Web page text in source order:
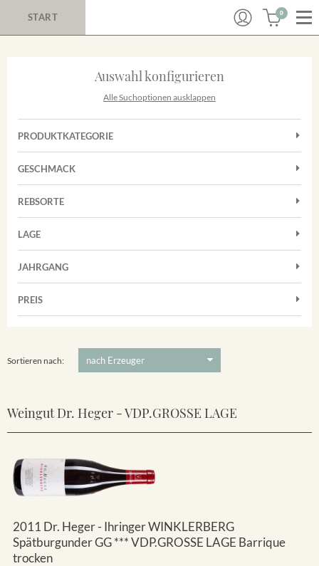
START 0
Auswahl konfigurieren
Alle Suchoptionen ausklappen
PRODUKTKATEGORIE
Cuvées
Rosé
Weißwein
GESCHMACK
Trocken
REBSORTE
Chardonnay
Grauburgunder
Riesling
LAGE
Achkarrer Schlossberg
Vorderer Winklerberg
Winklerberg Hinter Winklen
JAHRGANG
PREIS
Sortieren nach:
Weingut Dr. Heger - VDP.GROSSE LAGE
2011 Dr. Heger - Ihringer WINKLERBERG
Spätburgunder GG *** VDP.GROSSE LAGE Barrique
trocken